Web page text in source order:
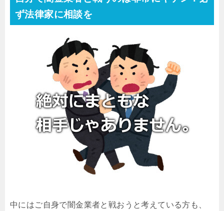
ず法律家に相談を
中にはご自身で闇金業者と戦おうと考えている方も、